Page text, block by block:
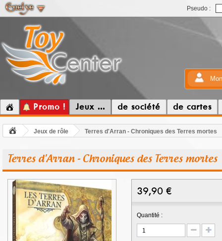
Pseudo :
Promo ! Jeux ... de société de cartes
Jeux de rôle Terres d'Arran - Chroniques des Terres mortes
Terres d'Arran - Chroniques des Terres mortes
39,90 €
Quantité :